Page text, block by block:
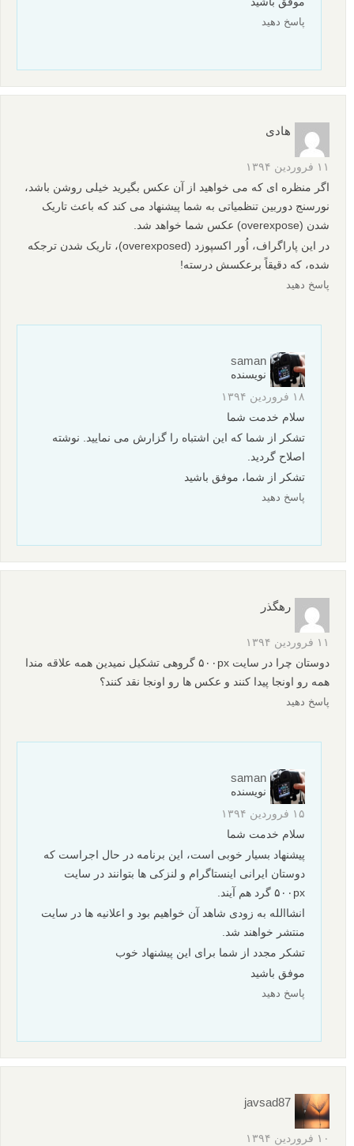
پاسخ دهید
هادی
۱۱ فروردین ۱۳۹۴
اگر منظره ای که می خواهید از آن عکس بگیرید خیلی روشن باشد،
نورسنج دوربین تنظمیاتی به شما پیشنهاد می کند که باعث تاریک
شدن (overexpose) عکس شما خواهد شد.
در این پاراگراف، اُور اکسپوزد (overexposed)، تاریک شدن ترجکه
شده، که دقیقاً برعکسش درسته!
پاسخ دهید
saman
نویسنده
۱۸ فروردین ۱۳۹۴
سلام خدمت شما
تشکر از شما که این اشتباه را گزارش می نمایید. نوشته
اصلاح گردید.
تشکر از شما، موفق باشید
پاسخ دهید
رهگذر
۱۱ فروردین ۱۳۹۴
دوستان چرا در سایت ۵۰۰px گروهی تشکیل نمیدین همه علاقه مندا
همه رو اونجا پیدا کنند و عکس ها رو اونجا نقد کنند؟
پاسخ دهید
saman
نویسنده
۱۵ فروردین ۱۳۹۴
سلام خدمت شما
پیشنهاد بسیار خوبی است، این برنامه در حال اجراست که
دوستان ایرانی اینستاگرام و لنزکی ها بتوانند در سایت
۵۰۰px گرد هم آیند.
انشاالله به زودی شاهد آن خواهیم بود و اعلانیه ها در سایت
منتشر خواهند شد.
تشکر مجدد از شما برای این پیشنهاد خوب
موفق باشید
پاسخ دهید
javsad87
۱۰ فروردین ۱۳۹۴